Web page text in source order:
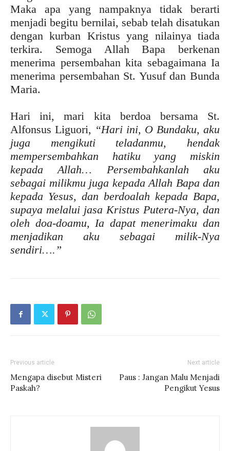
Maka apa yang nampaknya tidak berarti
menjadi begitu bernilai, sebab telah disatukan
dengan kurban Kristus yang nilainya tiada
terkira. Semoga Allah Bapa berkenan
menerima persembahan kita sebagaimana Ia
menerima persembahan St. Yusuf dan Bunda
Maria.
Hari ini, mari kita berdoa bersama St.
Alfonsus Liguori, “Hari ini, O Bundaku, aku
juga mengikuti teladanmu, hendak
mempersembahkan hatiku yang miskin
kepada Allah… Persembahkanlah aku
sebagai milikmu juga kepada Allah Bapa dan
kepada Yesus, dan berdoalah kepada Bapa,
supaya melalui jasa Kristus Putera-Nya, dan
oleh doa-doamu, Ia dapat menerimaku dan
menjadikan aku sebagai milik-Nya
sendiri….”
Previous article
Mengapa disebut Misteri
Paskah?
Next article
Paus : Jangan Malu Menjadi
Pengikut Yesus